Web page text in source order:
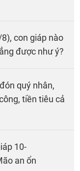
con giáp nào
được như ý?
quý nhân,
tiền tiêu cả
10-
an ổn